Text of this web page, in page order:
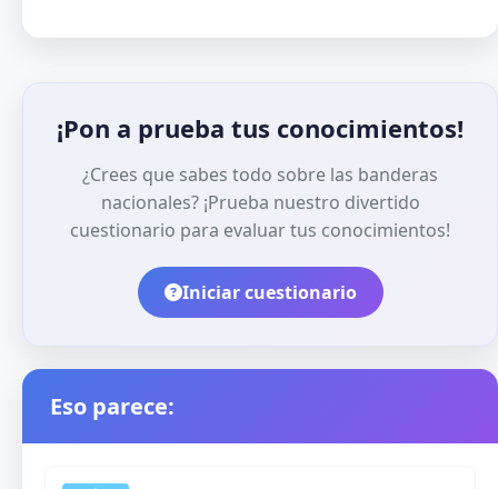
¡Pon a prueba tus conocimientos!
¿Crees que sabes todo sobre las banderas
nacionales? ¡Prueba nuestro divertido
cuestionario para evaluar tus conocimientos!
Iniciar cuestionario
Eso parece: